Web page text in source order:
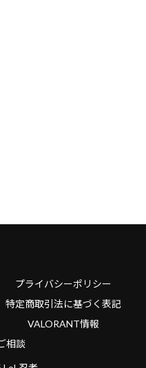
プライバシーポリシー
特定商取引法に基づく表記
VALORANT情報
相談